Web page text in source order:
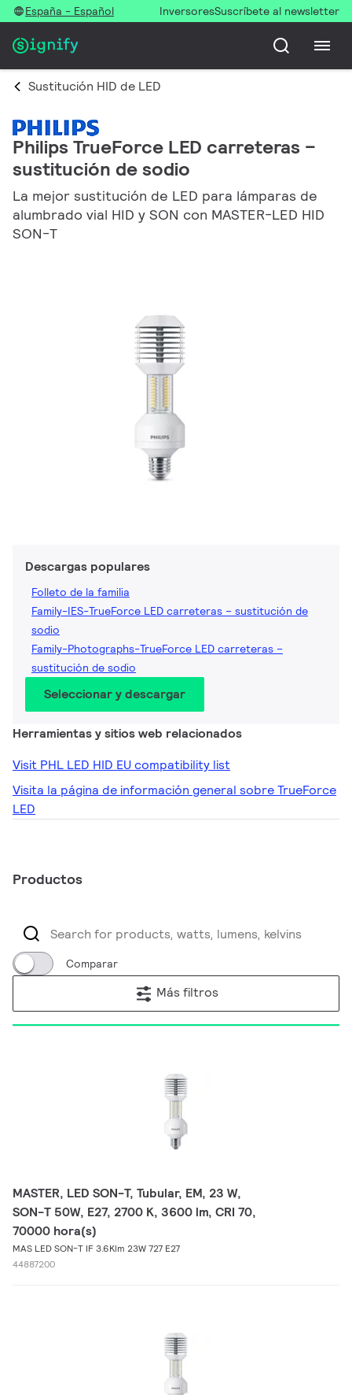
España - Español InversoresSuscríbete al newsletter
Sustitución HID de LED
Philips TrueForce LED carreteras –
sustitución de sodio
La mejor sustitución de LED para lámparas de
alumbrado vial HID y SON con MASTER-LED HID
SON-T
Descargas populares
Folleto de la familia
Family-IES-TrueForce LED carreteras – sustitución de
sodio
Family-Photographs-TrueForce LED carreteras –
sustitución de sodio
Seleccionar y descargar
Herramientas y sitios web relacionados
Visit PHL LED HID EU compatibility list
Visita la página de información general sobre TrueForce
LED
Productos
Comparar
Más filtros
MASTER, LED SON-T, Tubular, EM, 23 W,
SON-T 50W, E27, 2700 K, 3600 lm, CRI 70,
70000 hora(s)
MAS LED SON-T IF 3.6Klm 23W 727 E27
44887200